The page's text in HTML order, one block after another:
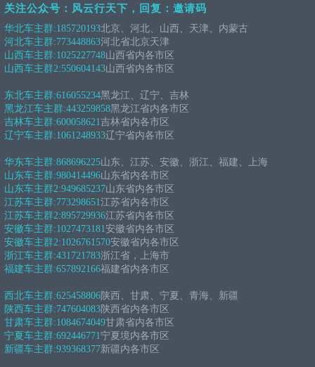
关注公众号：风云行天下，回复：邀请码
华北车主群:185720193北京、河北、山西、天津、内蒙古
河北车主群:773448863河北省北京天津
山西车主群:1025227748山西省内各市区
山西车主群2:550604143山西省内各市区
东北车主群:616055234黑龙江、辽宁、吉林
黑龙江车主群:443259858黑龙江省内各市区
吉林车主群:600058621吉林省内各市区
辽宁车主群:1061248933辽宁省内各市区
华东车主群:868696225山东、江苏、安徽、浙江、福建、上海
山东车主群:980414496山东省内各市区
山东车主群2:949685237山东省内各市区
江苏车主群:773298651江苏省内各市区
江苏车主群2:895729936江苏省内各市区
安徽车主群:1027473181安徽省内各市区
安徽车主群2:1026761570安徽省内各市区
浙江车主群:431721783浙江省，上海市
福建车主群:657892166福建省内各市区
西北车主群:625458806陕西、甘肃、宁夏、青海、新疆
陕西车主群:747604083陕西省内各市区
甘肃车主群:1084674049甘肃省内各市区
宁夏车主群:692446771宁夏境内各市区
新疆车主群:939368377新疆内各市区